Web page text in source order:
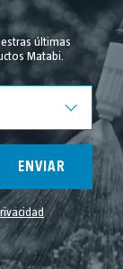
últimas
Matabi.
ENVIAR